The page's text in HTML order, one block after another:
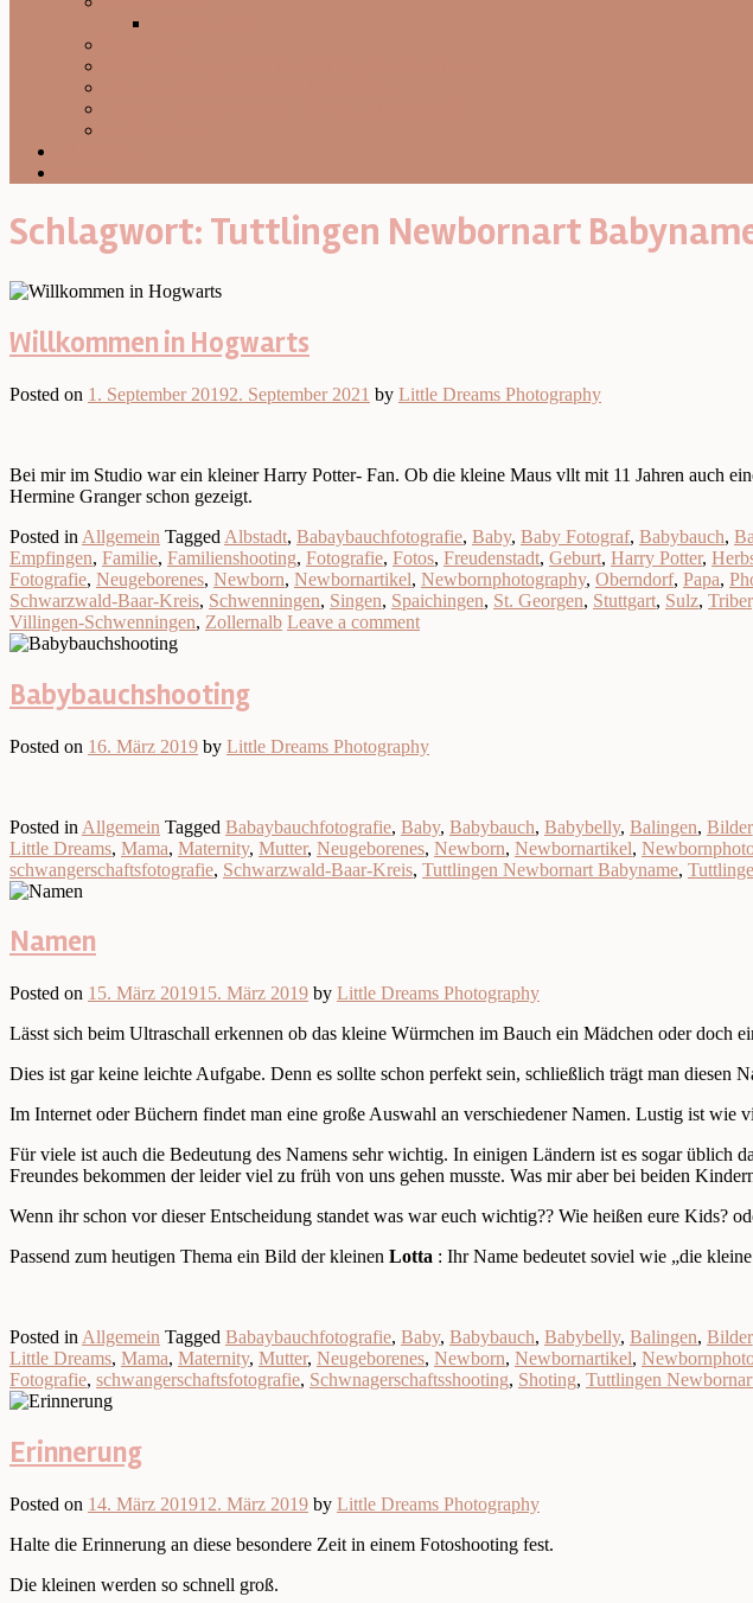
Schlagwort: Tuttlingen Newbornart
Willkommen in Hogwarts
Posted on 1. September 20192. September 2021 by Little Dreams Photography
Bei mir im Studio war ein kleiner Harry Potter- Fan. Ob die kleine Maus vllt mit 11 Jahren auch
Hermine Granger schon gezeigt.
Posted in Allgemein Tagged Albstadt, Babaybauchfotografie, Baby, Baby Fotograf, Babybauch,
Empfingen, Familie, Familienshooting, Fotografie, Fotos, Freudenstadt, Geburt, Harry Potter,
Fotografie, Neugeborenes, Newborn, Newbornartikel, Newbornphotography, Oberndorf, Papa,
Schwarzwald-Baar-Kreis, Schwenningen, Singen, Spaichingen, St. Georgen, Stuttgart, Sulz,
Villingen-Schwenningen, Zollernalb Leave a comment
Babybauchshooting
Posted on 16. März 2019 by Little Dreams Photography
Posted in Allgemein Tagged Babaybauchfotografie, Baby, Babybauch, Babybelly, Balingen, Bilder
Little Dreams, Mama, Maternity, Mutter, Neugeborenes, Newborn, Newbornartikel,
schwangerschaftsfotografie, Schwarzwald-Baar-Kreis, Tuttlingen Newbornart Babyname,
Namen
Posted on 15. März 201915. März 2019 by Little Dreams Photography
Lässt sich beim Ultraschall erkennen ob das kleine Würmchen im Bauch ein Mädchen oder doch
Dies ist gar keine leichte Aufgabe. Denn es sollte schon perfekt sein, schließlich trägt man diesen
Im Internet oder Büchern findet man eine große Auswahl an verschiedener Namen. Lustig ist wie
Für viele ist auch die Bedeutung des Namens sehr wichtig. In einigen Ländern ist es sogar üblich
Freundes bekommen der leider viel zu früh von uns gehen musste. Was mir aber bei beiden
Wenn ihr schon vor dieser Entscheidung standet was war euch wichtig?? Wie heißen eure Kids?
Passend zum heutigen Thema ein Bild der kleinen Lotta : Ihr Name bedeutet soviel wie „die
Posted in Allgemein Tagged Babaybauchfotografie, Baby, Babybauch, Babybelly, Balingen, Bilder
Little Dreams, Mama, Maternity, Mutter, Neugeborenes, Newborn, Newbornartikel,
Fotografie, schwangerschaftsfotografie, Schwnagerschaftsshooting, Shoting, Tuttlingen
Erinnerung
Posted on 14. März 201912. März 2019 by Little Dreams Photography
Halte die Erinnerung an diese besondere Zeit in einem Fotoshooting fest.
Die kleinen werden so schnell groß.